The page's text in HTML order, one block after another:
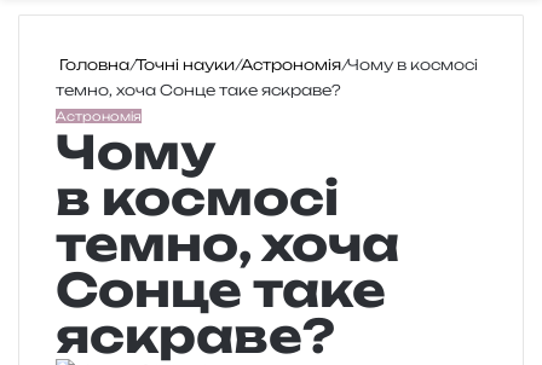
Головна/Точні науки/Астрономія/Чому в космосі
темно, хоча Сонце таке яскраве?
Астрономія
Чому
в космосі
темно, хоча
Сонце таке
яскраве?